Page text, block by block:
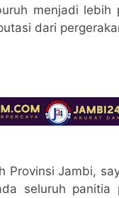
menjadi
dari
Provinsi Jambi,
seluruh